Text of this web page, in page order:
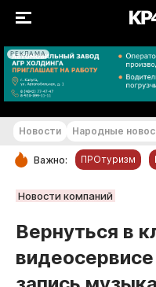
РЕКЛАМА
РУБРИКИ
Новости
Статьи
Новости Народные
Важно: ПРОтуризм
Новости компаний
Вернуться в